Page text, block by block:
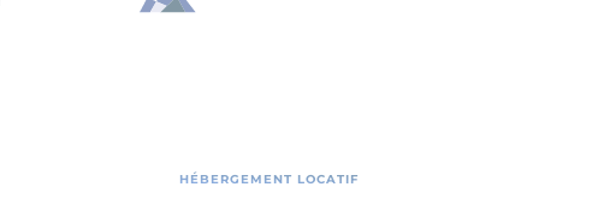
HÉBERGEMENT LOCATIF